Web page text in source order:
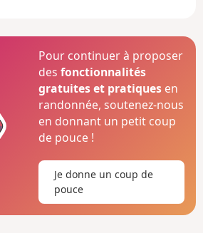
Pour continuer à proposer
desfonctionnalités
gratuites et pratiques en
randonnée, soutenez-nous
en donnant un petit coup
de pouce !
Je donne un coup de
pouce